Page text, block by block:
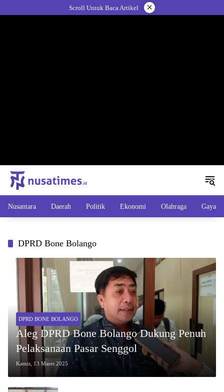
ke
Scroll Untuk Baca Artikel ×
Nusantara Daerah Politik Ekonomi Olahraga Gaya
DPRD Bone Bolango
DPRD BONE BOLANGO
Aleg DPRD Bone Bolango Dukung Penuh
Pelaksanaan Pasar Senggol
Kamis, 13 Maret 2025